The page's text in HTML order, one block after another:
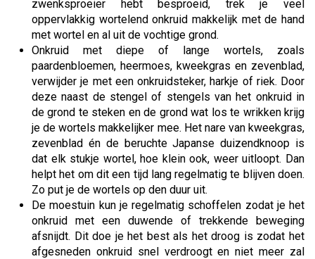
zwenksproeier hebt besproeid, trek je veel
oppervlakkig wortelend onkruid makkelijk met de hand
met wortel en al uit de vochtige grond.
Onkruid met diepe of lange wortels, zoals
paardenbloemen, heermoes, kweekgras en zevenblad,
verwijder je met een onkruidsteker, harkje of riek. Door
deze naast de stengel of stengels van het onkruid in
de grond te steken en de grond wat los te wrikken krijg
je de wortels makkelijker mee. Het nare van kweekgras,
zevenblad én de beruchte Japanse duizendknoop is
dat elk stukje wortel, hoe klein ook, weer uitloopt. Dan
helpt het om dit een tijd lang regelmatig te blijven doen.
Zo put je de wortels op den duur uit.
De moestuin kun je regelmatig schoffelen zodat je het
onkruid met een duwende of trekkende beweging
afsnijdt. Dit doe je het best als het droog is zodat het
afgesneden onkruid snel verdroogt en niet meer zal